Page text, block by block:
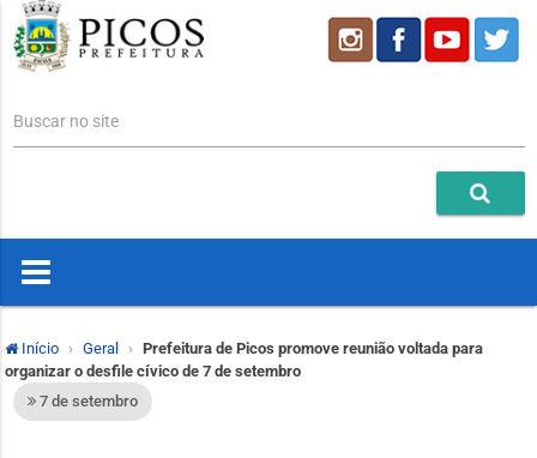
Buscar no site
Início Geral
Prefeitura de Picos promove reunião voltada para
organizar o desfile cívico de 7 de setembro
7 de setembro